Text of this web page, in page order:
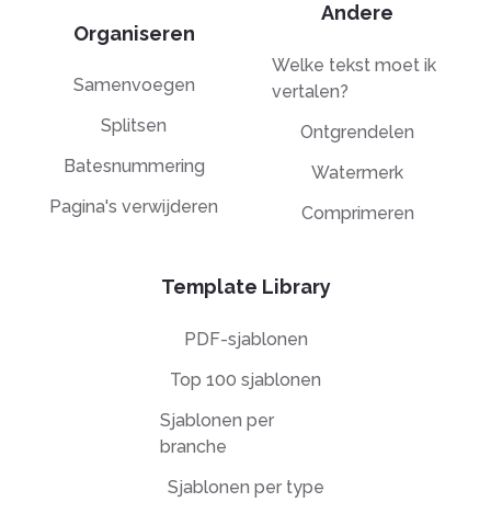
Organiseren
Samenvoegen
Splitsen
Batesnummering
Pagina's verwijderen
Andere
Welke tekst moet ik
vertalen?
Ontgrendelen
Watermerk
Comprimeren
Template Library
PDF-sjablonen
Top 100 sjablonen
Sjablonen per
branche
Sjablonen per type